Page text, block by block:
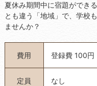
夏休み期間中に宿題ができ
とも違う「地域」で、学校
ませんか？
費用 登録費 100円
定員 なし